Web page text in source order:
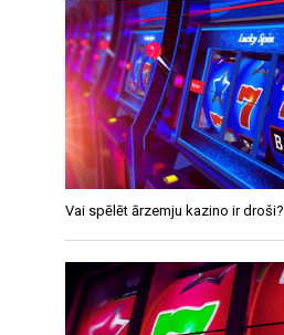
Vai spēlēt ārzemju kazino ir droši?